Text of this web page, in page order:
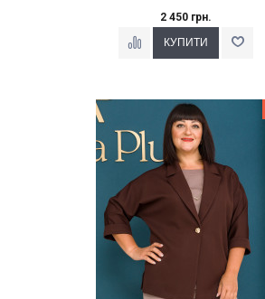
2 450 грн.
Наклейки Варіант з %